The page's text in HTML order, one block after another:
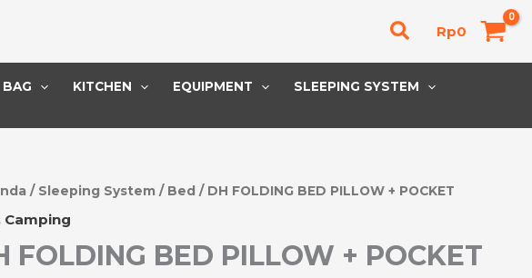
Cari Rp0
BAG KITCHEN EQUIPMENT
SLEEPING SYSTEM
/ Sleeping System / Bed / DH FOLDING BED PILLOW + POCKET
Camping
FOLDING BED PILLOW + POCKET